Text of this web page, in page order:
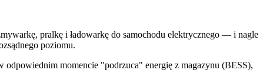
pralkę i ładowarkę do samochodu elektrycznego — i nagle
poziomu.
momencie "podrzuca" energię z magazynu (BESS),